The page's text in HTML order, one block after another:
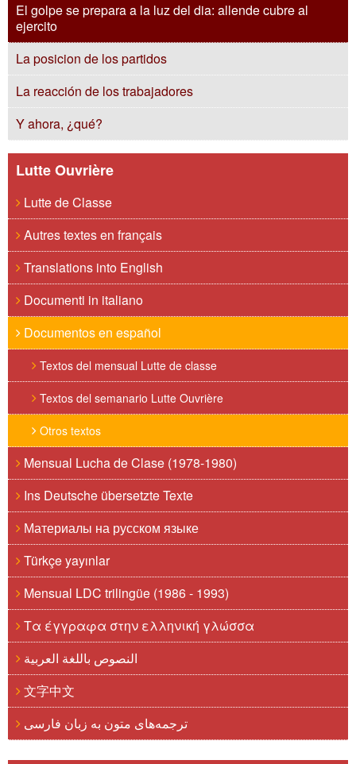
El golpe se prepara a la luz del dia: allende cubre al
ejercito
La posicion de los partidos
La reacción de los trabajadores
Y ahora, ¿qué?
Lutte Ouvrière
Lutte de Classe
Autres textes en français
Translations into English
Documenti in italiano
Documentos en español
Textos del mensual Lutte de classe
Textos del semanario Lutte Ouvrière
Otros textos
Mensual Lucha de Clase (1978-1980)
Ins Deutsche übersetzte Texte
Материалы на русском языке
Türkçe yayınlar
Mensual LDC trilingüe (1986 - 1993)
Τα έγγραφα στην ελληνική γλώσσα
النصوص باللغة العربية
文字中文
ترجمه‌های متون به زبان فارسی